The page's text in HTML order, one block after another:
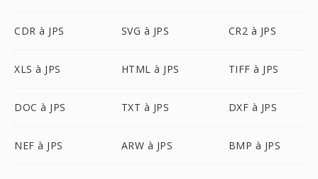
CDR à JPS SVG à JPS CR2 à JPS
XLS à JPS HTML à JPS TIFF à JPS
DOC à JPS TXT à JPS DXF à JPS
NEF à JPS ARW à JPS BMP à JPS